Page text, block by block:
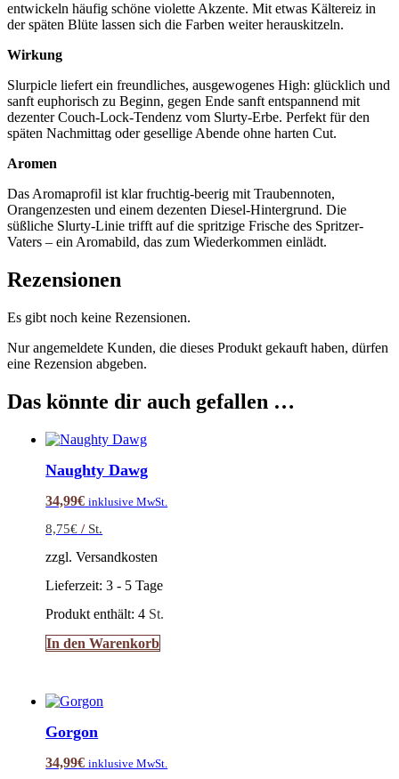
entwickeln häufig schöne violette Akzente. Mit etwas Kältereiz in
der späten Blüte lassen sich die Farben weiter herauskitzeln.
Wirkung
Slurpicle liefert ein freundliches, ausgewogenes High: glücklich und
sanft euphorisch zu Beginn, gegen Ende sanft entspannend mit
dezenter Couch-Lock-Tendenz vom Slurty-Erbe. Perfekt für den
späten Nachmittag oder gesellige Abende ohne harten Cut.
Aromen
Das Aromaprofil ist klar fruchtig-beerig mit Traubennoten,
Orangenzesten und einem dezenten Diesel-Hintergrund. Die
süßliche Slurty-Linie trifft auf die spritzige Frische des Spritzer-
Vaters – ein Aromabild, das zum Wiederkommen einlädt.
Rezensionen
Es gibt noch keine Rezensionen.
Nur angemeldete Kunden, die dieses Produkt gekauft haben, dürfen
eine Rezension abgeben.
Das könnte dir auch gefallen …
Naughty Dawg
34,99€ inklusive MwSt.
8,75€ / St.
zzgl. Versandkosten
Lieferzeit:3 - 5 Tage
Produkt enthält: 4 St.
In den Warenkorb
Gorgon
34,99€ inklusive MwSt.